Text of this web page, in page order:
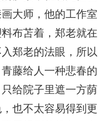
大师，他的工作室
布苫着，郑老就在
郑老的法眼，所以
藤给人一种悲春的
给院子里遮一方荫
也不太容易得到更